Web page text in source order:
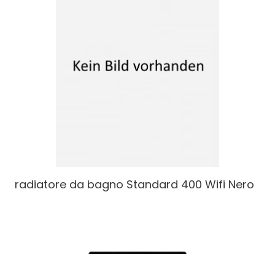
radiatore da bagno Standard 400 Wifi Nero